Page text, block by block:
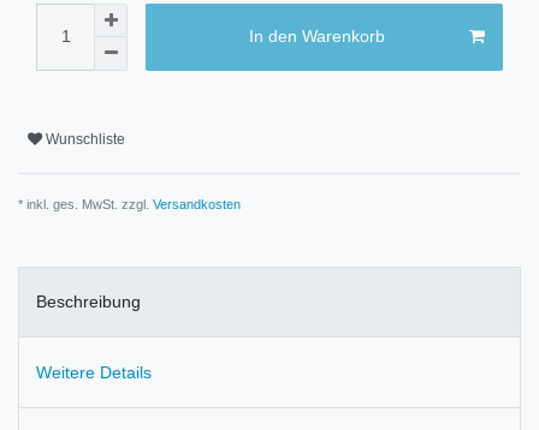
In den Warenkorb
Wunschliste
* inkl. ges. MwSt. zzgl. Versandkosten
Beschreibung
Weitere Details